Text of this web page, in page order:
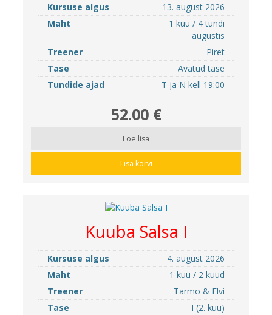
Kursuse algus
13. august 2026
Maht
1 kuu / 4 tundi
augustis
Treener
Piret
Tase
Avatud tase
Tundide ajad
T ja N kell 19:00
52.00 €
Loe lisa
Lisa korvi
Kuuba Salsa I
Kursuse algus
4. august 2026
Maht
1 kuu / 2 kuud
Treener
Tarmo & Elvi
Tase
I (2. kuu)